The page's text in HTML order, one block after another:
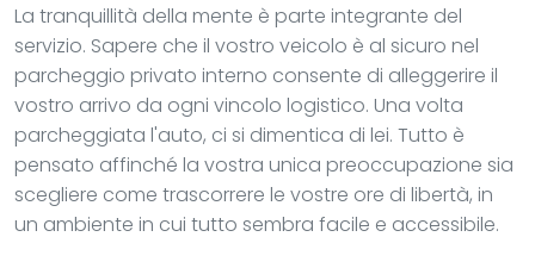
La tranquillità della mente è parte integrante del
servizio. Sapere che il vostro veicolo è al sicuro nel
parcheggio privato interno consente di alleggerire il
vostro arrivo da ogni vincolo logistico. Una volta
parcheggiata l'auto, ci si dimentica di lei. Tutto è
pensato affinché la vostra unica preoccupazione sia
scegliere come trascorrere le vostre ore di libertà, in
un ambiente in cui tutto sembra facile e accessibile.